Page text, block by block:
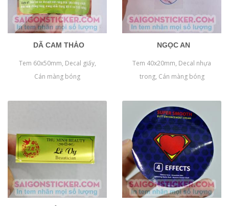
DÃ CAM THẢO
Tem 60x50mm, Decal giấy,
Cán màng bóng
NGỌC AN
Tem 40x20mm, Decal nhựa
trong, Cán màng bóng